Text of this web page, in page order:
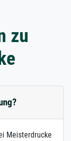
zu
Meisterdrucke